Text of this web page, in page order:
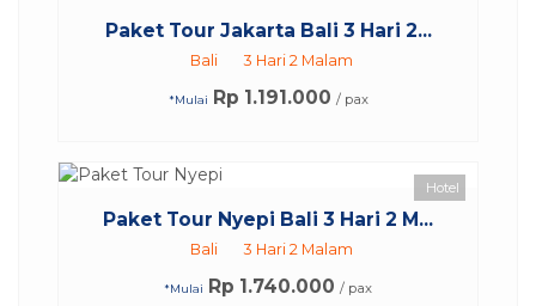
Paket Tour Jakarta Bali 3 Hari 2...
Bali 3 Hari 2 Malam
*Mulai Rp 1.191.000 / pax
Paket Tour Nyepi Bali 3 Hari 2 M...
Bali 3 Hari 2 Malam
*Mulai Rp 1.740.000 / pax
Hotel